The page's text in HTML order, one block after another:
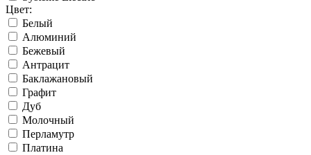
Цвет:
Белый
Алюминий
Бежевый
Антрацит
Баклажановый
Графит
Дуб
Молочный
Перламутр
Платина